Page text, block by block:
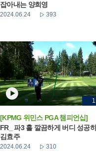
잡아내는 양희영
2024.06.24 393
[KPMG 위민스 PGA 챔피언십]
FR_ 파3 홀 깔끔하게 버디 성공
김효주
2024.06.24 310